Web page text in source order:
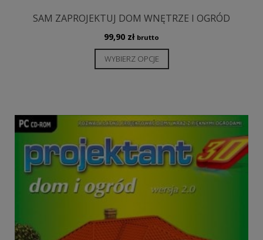
SAM ZAPROJEKTUJ DOM WNĘTRZE I OGRÓD
99,90 zł brutto
WYBIERZ OPCJE
produkt
Opcje
można
wybrać
na
produktu